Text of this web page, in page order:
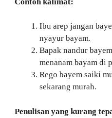
Ibu arep jangan
nyayur bayam.
Bapak nandur
menanam bayam di
Rego bayem saiki
sekarang murah.
Penulisan yang kurang